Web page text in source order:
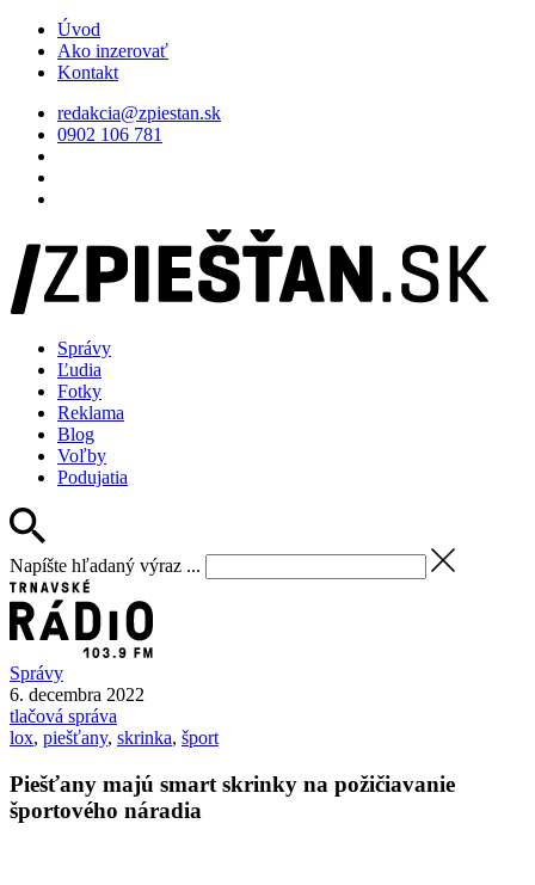
Úvod
Ako inzerovať
Kontakt
redakcia@zpiestan.sk
0902 106 781
Správy
Ľudia
Fotky
Reklama
Blog
Voľby
Podujatia
Napíšte hľadaný výraz ...
Správy
6. decembra 2022
tlačová správa
lox, piešťany, skrinka, šport
Piešťany majú smart skrinky na požičiavanie
športového náradia